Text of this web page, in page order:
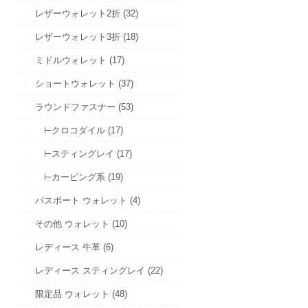
レザーウォレット2折 (32)
レザーウォレット3折 (18)
ミドルウォレット (17)
ショートウォレット (37)
ラウンドファスナー (53)
⊢クロコダイル (17)
⊢スティングレイ (17)
⊢カービング系 (19)
パスポート ウォレット (4)
その他 ウォレット (10)
レディース 牛革 (6)
レディース スティングレイ (22)
限定品 ウォレット (48)